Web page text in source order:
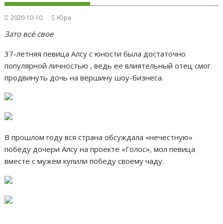
2020-10-10 Юра
Зато всё свое
37-летняя певица Алсу с юности была достаточно
популярной личностью , ведь ее влиятельный отец смог
продвинуть дочь на вершину шоу-бизнеса.
В прошлом году вся страна обсуждала «нечестную»
победу дочери Алсу на проекте «Голос», мол певица
вместе с мужем купили победу своему чаду.